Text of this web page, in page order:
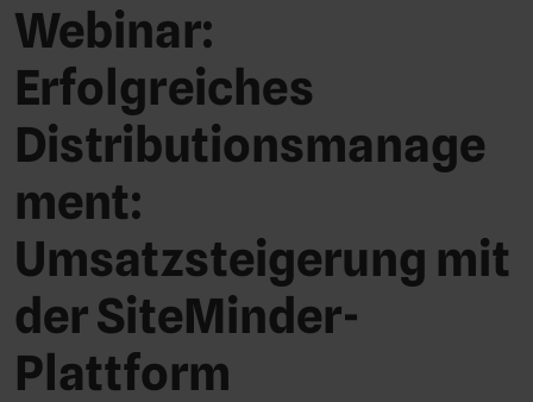
Webinar:
Erfolgreiches
Distributionsmanage
ment:
Umsatzsteigerung mit
der SiteMinder-
Plattform